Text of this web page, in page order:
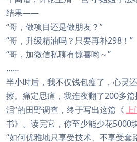
结果——
“哥，做项目还是做朋友？”
“哥，升级精油吗？只要再补298！”
“哥，加微信私聊有惊喜哟～”
……
半小时后，我不仅钱包瘦了，心灵
擦。痛定思痛，我连夜翻了200多
泪”的田野调查，终于写出这篇《上
书》。读完它，你至少能少花5000
“如何优雅地只享受技术、不享受套